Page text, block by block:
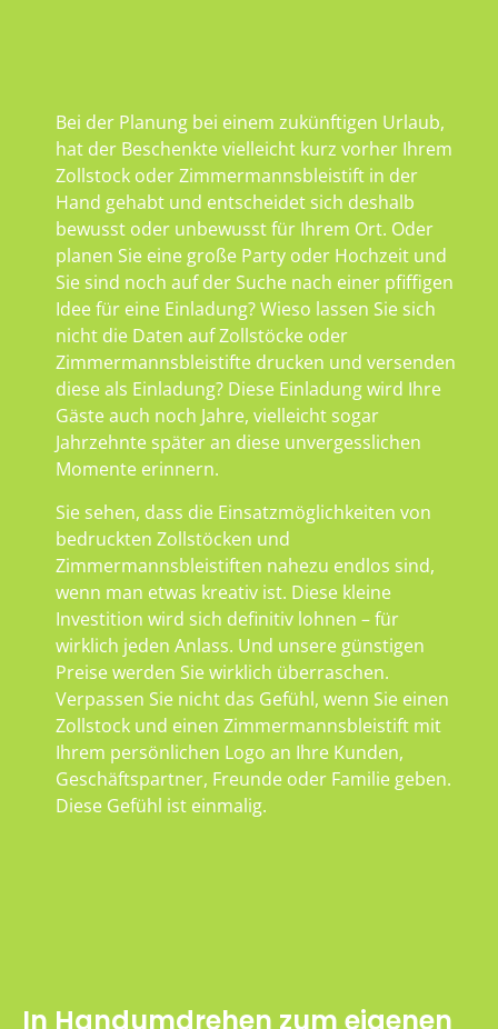
Bei der Planung bei einem zukünftigen Urlaub,
hat der Beschenkte vielleicht kurz vorher Ihrem
Zollstock oder Zimmermannsbleistift in der
Hand gehabt und entscheidet sich deshalb
bewusst oder unbewusst für Ihrem Ort. Oder
planen Sie eine große Party oder Hochzeit und
Sie sind noch auf der Suche nach einer pfiffigen
Idee für eine Einladung? Wieso lassen Sie sich
nicht die Daten auf Zollstöcke oder
Zimmermannsbleistifte drucken und versenden
diese als Einladung? Diese Einladung wird Ihre
Gäste auch noch Jahre, vielleicht sogar
Jahrzehnte später an diese unvergesslichen
Momente erinnern.
Sie sehen, dass die Einsatzmöglichkeiten von
bedruckten Zollstöcken und
Zimmermannsbleistiften nahezu endlos sind,
wenn man etwas kreativ ist. Diese kleine
Investition wird sich definitiv lohnen – für
wirklich jeden Anlass. Und unsere günstigen
Preise werden Sie wirklich überraschen.
Verpassen Sie nicht das Gefühl, wenn Sie einen
Zollstock und einen Zimmermannsbleistift mit
Ihrem persönlichen Logo an Ihre Kunden,
Geschäftspartner, Freunde oder Familie geben.
Diese Gefühl ist einmalig.
In Handumdrehen zum eigenen